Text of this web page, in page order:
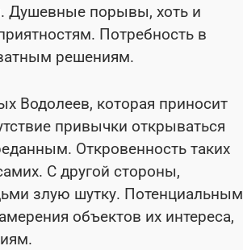
Душевные порывы, хоть и
Потребность в
решениям.
Водолеев, которая приносит
привычки открываться
Откровенность таких
С другой стороны,
злую шутку. Потенциальным
объектов их интереса,